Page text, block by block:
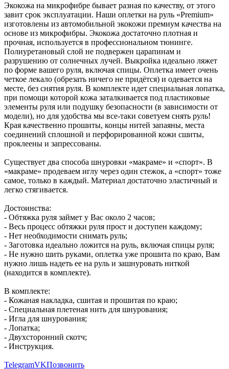
Экокожа на микрофибре бывает разная по качеству, от этого
завит срок эксплуатации. Наши оплетки на руль «Premium»
изготовлены из автомобильной экокожи премиум качества на
основе из микрофибры. Экокожа достаточно плотная и
прочная, используется в профессиональном тюнинге.
Полиуретановый слой не подвержен царапинам и
разрушению от солнечных лучей. Выкройка идеально ляжет
по форме вашего руля, включая спицы. Оплетка имеет очень
четкое лекало (обрезать ничего не придётся) и одевается на
месте, без снятия руля. В комплекте идет специальная лопатка,
при помощи которой кожа заталкивается под пластиковые
элементы руля или подушку безопасности (в зависимости от
модели), но для удобства мы все-таки советуем снять руль!
Края качественно прошиты, концы нитей запаяны, места
соединений сплошной и перфорированной кожи сшиты,
проклеены и запрессованы.
Существует два способа шнуровки «макраме» и «спорт». В
«макраме» продеваем иглу через один стежок, а «спорт» тоже
самое, только в каждый. Материал достаточно эластичный и
легко стягивается.
Достоинства:
- Обтяжка руля займет у Вас около 2 часов;
- Весь процесс обтяжки руля прост и доступен каждому;
- Нет необходимости снимать руль;
- Заготовка идеально ложится на руль, включая спицы руля;
- Не нужно шить руками, оплетка уже прошита по краю, Вам
нужно лишь надеть ее на руль и зашнуровать ниткой
(находится в комплекте).
В комплекте:
- Кожаная накладка, сшитая и прошитая по краю;
- Специальная плетеная нить для шнурования;
- Игла для шнурования;
- Лопатка;
- Двухсторонний скотч;
- Инструкция.
TelegramVKПозвонить